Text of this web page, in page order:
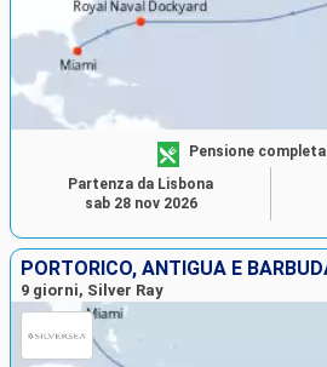
Pensione completa
Partenza da Lisbona
sab 28 nov 2026
9 giorni, Silver Ray